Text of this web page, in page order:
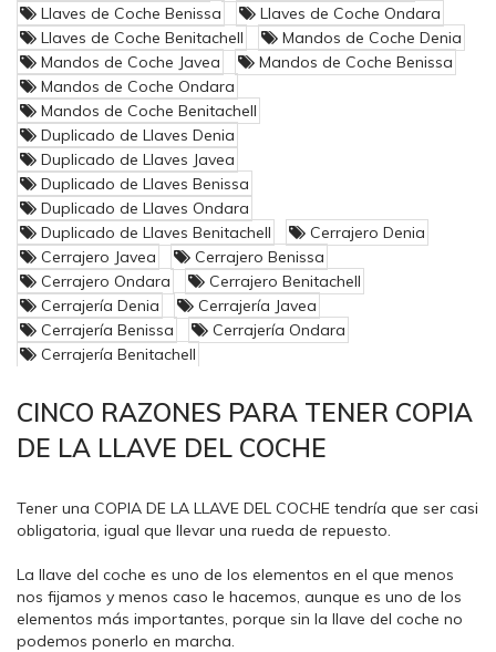
Llaves de Coche Benissa
Llaves de Coche Ondara
Llaves de Coche Benitachell
Mandos de Coche Denia
Mandos de Coche Javea
Mandos de Coche Benissa
Mandos de Coche Ondara
Mandos de Coche Benitachell
Duplicado de Llaves Denia
Duplicado de Llaves Javea
Duplicado de Llaves Benissa
Duplicado de Llaves Ondara
Duplicado de Llaves Benitachell
Cerrajero Denia
Cerrajero Javea
Cerrajero Benissa
Cerrajero Ondara
Cerrajero Benitachell
Cerrajería Denia
Cerrajería Javea
Cerrajería Benissa
Cerrajería Ondara
Cerrajería Benitachell
CINCO RAZONES PARA TENER COPIA
DE LA LLAVE DEL COCHE
Tener una COPIA DE LA LLAVE DEL COCHE tendría que ser casi
obligatoria, igual que llevar una rueda de repuesto.
La llave del coche es uno de los elementos en el que menos
nos fijamos y menos caso le hacemos, aunque es uno de los
elementos más importantes, porque sin la llave del coche no
podemos ponerlo en marcha.